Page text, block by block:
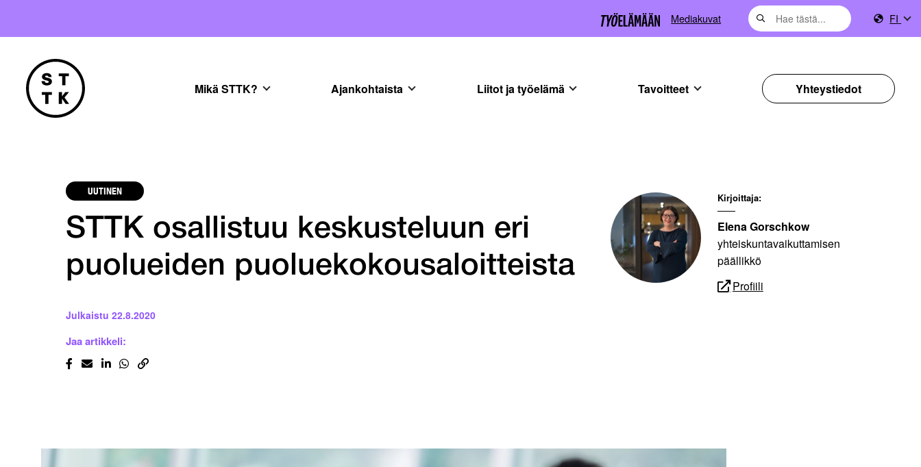
Mediakuvat FI
Mikä STTK? Ajankohtaista Liitot ja työelämä Tavoitteet Yhteystiedot
UUTINEN
STTK osallistuu keskusteluun eri
puolueiden puoluekokousaloitteista
Julkaistu 22.8.2020
Kirjoittaja:
Elena Gorschkow
yhteiskuntavaikuttamisen
päällikkö
Profiili
Jaa artikkeli: